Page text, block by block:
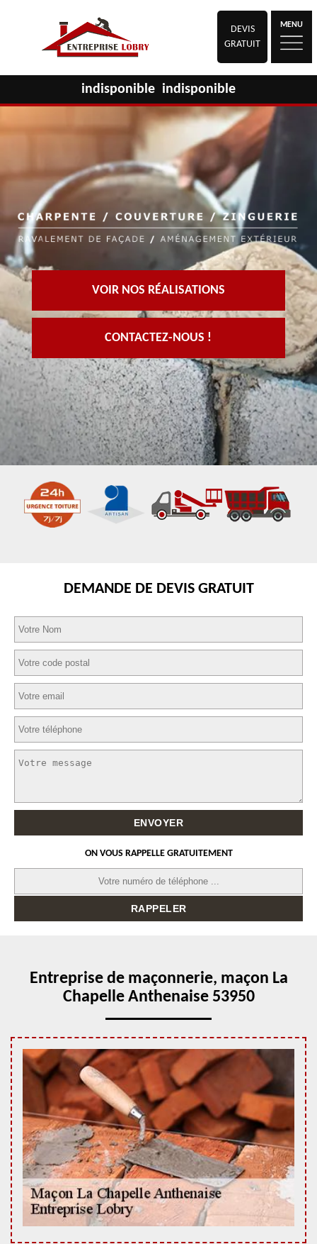
DEVIS
GRATUIT
MENU
indisponible indisponible
VOIR NOS RÉALISATIONS
CONTACTEZ-NOUS !
DEMANDE DE DEVIS GRATUIT
ON VOUS RAPPELLE GRATUITEMENT
Entreprise de maçonnerie, maçon La
Chapelle Anthenaise 53950